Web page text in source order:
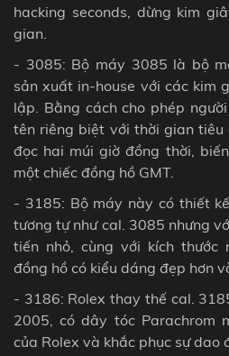
hacking seconds, dừng kim
gian.
- 3085: Bộ máy 3085 là bộ
sản xuất in-house với các kim
lập. Bằng cách cho phép
tên riêng biệt với thời gian tiêu
đọc hai múi giờ đồng thời,
một chiếc đồng hồ GMT.
- 3185: Bộ máy này có thiết
tương tự như cal. 3085 nhưng
tiến nhỏ, cùng với kích thước
đồng hồ có kiểu dáng đẹp hơn
- 3186: Rolex thay thế cal.
2005, có dây tóc Parachrom
của Rolex và khắc phục sự dao